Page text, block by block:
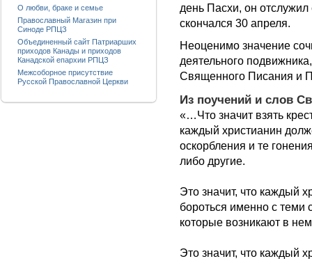
день Пасхи, он
скончался 30 апреля.
Неоценимо значение
деятельного
Священного Писания и
Из поучений и слов
«…Что значит взять
каждый христианин
оскорбления и те
либо другие.
Это значит, что каждый
бороться именно с теми
которые возникают в
Это значит, что каждый
О любви, браке и семье
Православный Магазин при
Синоде РПЦЗ
Объединенный сайт Патриарших
приходов Канады и приходов
Канадской епархии РПЦЗ
Межсоборное присутствие
Русской Православной Церкви